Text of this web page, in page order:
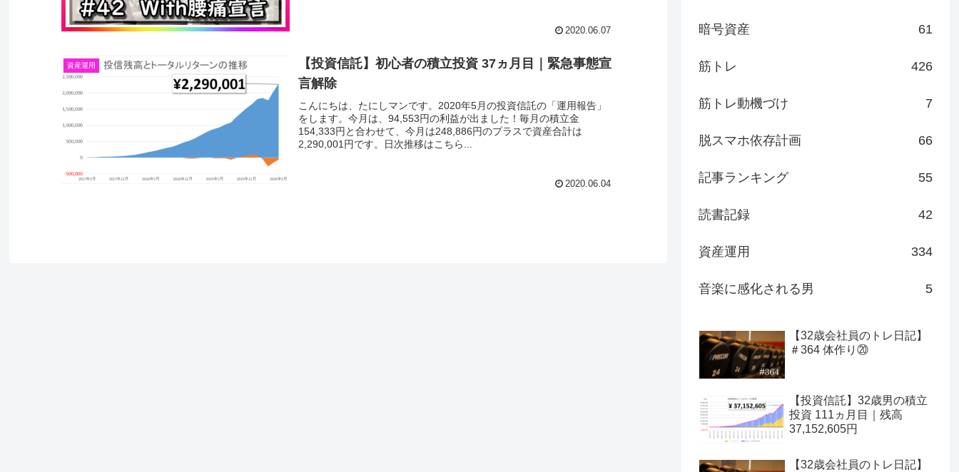
2020.06.07
資産運用
【投資信託】初心者の積立投資 37ヵ月目｜緊急事態宣
言解除
こんにちは、たにしマンです。2020年5月の投資信託の「運用報告」
をします。今月は、94,553円の利益が出ました！毎月の積立金
154,333円と合わせて、今月は248,886円のプラスで資産合計は
2,290,001円です。日次推移はこちら...
2020.06.04
暗号資産 61
筋トレ 426
筋トレ動機づけ 7
脱スマホ依存計画 66
記事ランキング 55
読書記録 42
資産運用 334
音楽に感化される男 5
【32歳会社員のトレ日記】
＃364 体作り⑳
【投資信託】32歳男の積立
投資 111ヵ月目｜残高
37,152,605円
【32歳会社員のトレ日記】